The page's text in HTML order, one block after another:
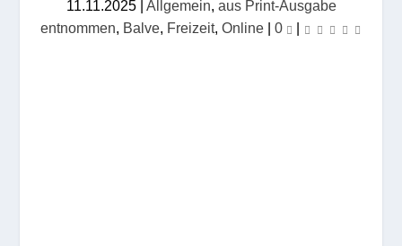
11.11.2025| Allgemein, aus Print-Ausgabe
entnommen, Balve, Freizeit, Online| 0 |